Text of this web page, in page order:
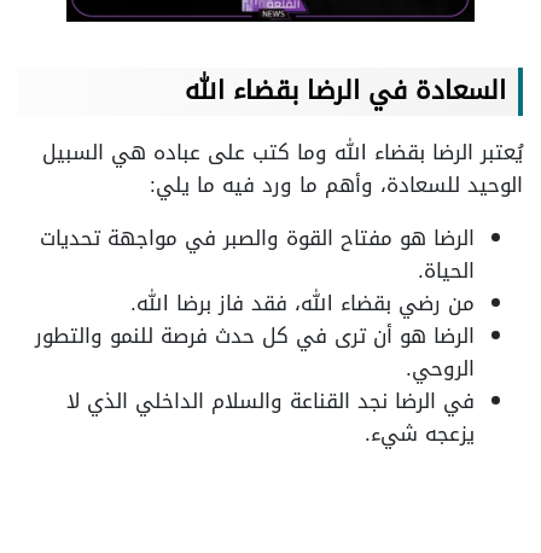
السعادة في الرضا بقضاء الله
يُعتبر الرضا بقضاء الله وما كتب على عباده هي السبيل
الوحيد للسعادة، وأهم ما ورد فيه ما يلي:
الرضا هو مفتاح القوة والصبر في مواجهة تحديات
الحياة.
من رضي بقضاء الله، فقد فاز برضا الله.
الرضا هو أن ترى في كل حدث فرصة للنمو والتطور
الروحي.
في الرضا نجد القناعة والسلام الداخلي الذي لا
يزعجه شيء.